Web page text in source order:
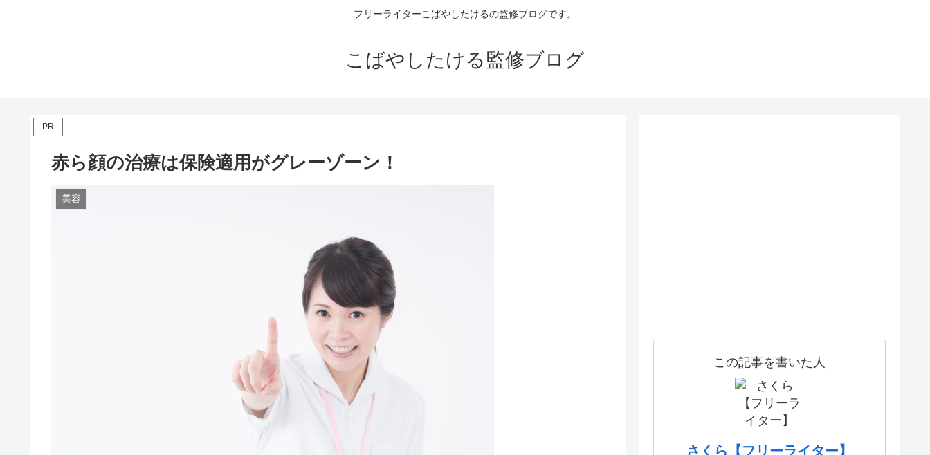
フリーライターこばやしたけるの監修ブログです。
こばやしたける監修ブログ
PR
赤ら顔の治療は保険適用がグレーゾーン！
美容
この記事を書いた人
さくら【フリーライター】